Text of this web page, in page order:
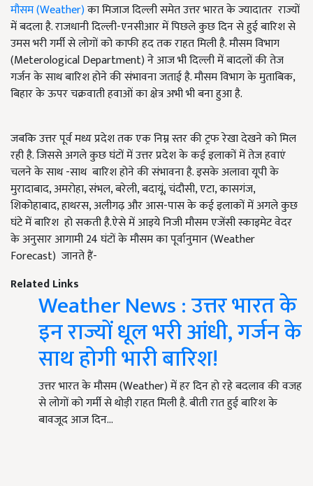
मौसम (Weather)का मिजाज दिल्ली समेत उत्तर भारत के ज्यादातर राज्यों
में बदला है. राजधानी दिल्ली-एनसीआर में पिछले कुछ दिन से हुई बारिश से
उमस भरी गर्मी से लोगों को काफी हद तक राहत मिली है. मौसम विभाग
(Meterological Department) ने आज भी दिल्ली में बादलों की तेज
गर्जन के साथ बारिश होने की संभावना जताई है. मौसम विभाग के मुताबिक,
बिहार के ऊपर चक्रवाती हवाओं का क्षेत्र अभी भी बना हुआ है.
जबकि उत्तर पूर्व मध्य प्रदेश तक एक निम्न स्तर की ट्रफ रेखा देखने को मिल
रही है. जिससे अगले कुछ घंटों में उत्तर प्रदेश के कई इलाकों में तेज हवाएं
चलने के साथ -साथ बारिश होने की संभावना है. इसके अलावा यूपी के
मुरादाबाद, अमरोहा, संभल, बरेली, बदायूं, चंदौसी, एटा, कासगंज,
शिकोहाबाद, हाथरस, अलीगढ़ और आस-पास के कई इलाकों में अगले कुछ
घंटे में बारिश हो सकती है.ऐसे में आइये निजी मौसम एजेंसी स्काइमेट वेदर
के अनुसार आगामी 24 घंटों के मौसम का पूर्वानुमान (Weather
Forecast) जानते हैं-
Related Links
Weather News : उत्तर भारत के
इन राज्यों धूल भरी आंधी, गर्जन के
साथ होगी भारी बारिश!
उत्तर भारत के मौसम (Weather) में हर दिन हो रहे बदलाव की वजह
से लोगों को गर्मी से थोड़ी राहत मिली है. बीती रात हुई बारिश के
बावजूद आज दिन…